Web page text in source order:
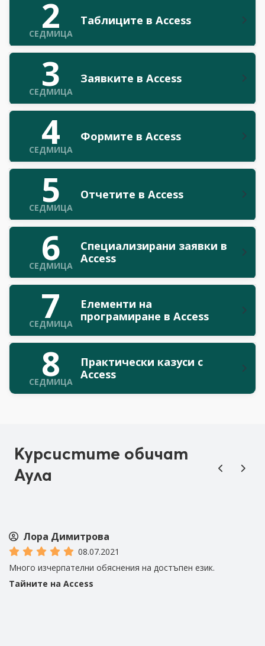
2
СЕДМИЦА
Таблиците в Access
3
СЕДМИЦА
Заявките в Access
4
СЕДМИЦА
Формите в Access
5
СЕДМИЦА
Отчетите в Access
6
СЕДМИЦА
Специализирани заявки в
Access
7
СЕДМИЦА
Елементи на
програмиране в Access
8
СЕДМИЦА
Практически казуси с
Access
Курсистите обичат
Аула
Лора Димитрова
08.07.2021
Много изчерпателни обяснения на достъпен език.
Тайните на Access